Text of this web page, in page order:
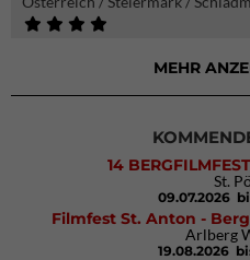
MEHR
14
St.
09.07.2026
Filmfest St. Anton -
Arlberg
19.08.2026